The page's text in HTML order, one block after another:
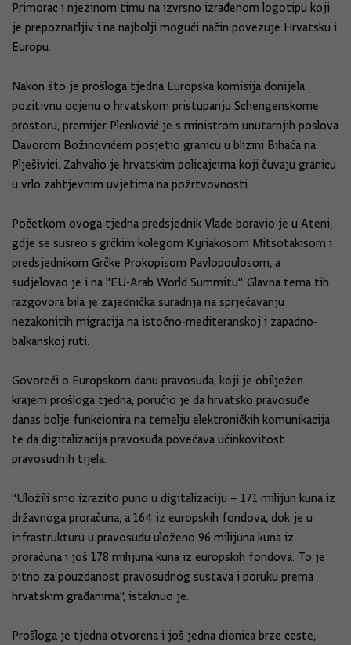
Primorac i njezinom timu na izvrsno izrađenom logotipu koji
je prepoznatljiv i na najbolji mogući način povezuje Hrvatsku i
Europu.
Nakon što je prošloga tjedna Europska komisija donijela
pozitivnu ocjenu o hrvatskom pristupanju Schengenskome
prostoru, premijer Plenković je s ministrom unutarnjih poslova
Davorom Božinovićem posjetio granicu u blizini Bihaća na
Plješivici. Zahvalio je hrvatskim policajcima koji čuvaju granicu
u vrlo zahtjevnim uvjetima na požrtvovnosti.
Početkom ovoga tjedna predsjednik Vlade boravio je u Ateni,
gdje se susreo s grčkim kolegom Kyriakosom Mitsotakisom i
predsjednikom Grčke Prokopisom Pavlopoulosom, a
sudjelovao je i na "EU-Arab World Summitu". Glavna tema tih
razgovora bila je zajednička suradnja na sprječavanju
nezakonitih migracija na istočno-mediteranskoj i zapadno-
balkanskoj ruti.
Govoreći o Europskom danu pravosuđa, koji je obilježen
krajem prošloga tjedna, poručio je da hrvatsko pravosuđe
danas bolje funkcionira na temelju elektroničkih komunikacija
te da digitalizacija pravosuđa povećava učinkovitost
pravosudnih tijela.
"Uložili smo izrazito puno u digitalizaciju – 171 milijun kuna iz
državnoga proračuna, a 164 iz europskih fondova, dok je u
infrastrukturu u pravosuđu uloženo 96 milijuna kuna iz
proračuna i još 178 milijuna kuna iz europskih fondova. To je
bitno za pouzdanost pravosudnog sustava i poruku prema
hrvatskim građanima", istaknuo je.
Prošloga je tjedna otvorena i još jedna dionica brze ceste,